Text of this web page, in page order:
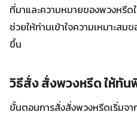
ที่มาและความหมายของพวงหรีด
ช่วยให้ท่านเข้าใจความเหมาะส
ขึ้น
วิธีสั่ง สั่งพวงหรีด ให้ทั
ขั้นตอนการสั่งสั่งพวงหรีดเริ่มจ